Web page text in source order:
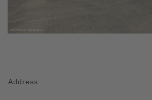
Address